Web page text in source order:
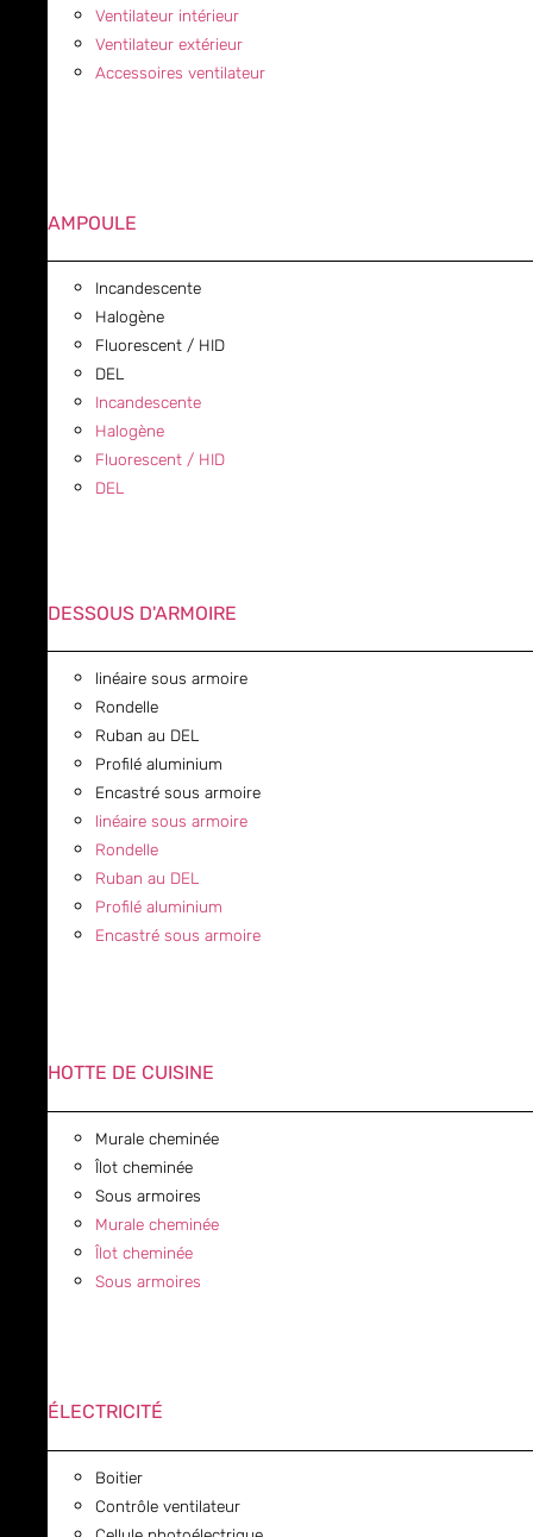
Ventilateur intérieur
Ventilateur extérieur
Accessoires ventilateur
AMPOULE
Incandescente
Halogène
Fluorescent / HID
DEL
Incandescente
Halogène
Fluorescent / HID
DEL
DESSOUS D'ARMOIRE
linéaire sous armoire
Rondelle
Ruban au DEL
Profilé aluminium
Encastré sous armoire
linéaire sous armoire
Rondelle
Ruban au DEL
Profilé aluminium
Encastré sous armoire
HOTTE DE CUISINE
Murale cheminée
Îlot cheminée
Sous armoires
Murale cheminée
Îlot cheminée
Sous armoires
ÉLECTRICITÉ
Boitier
Contrôle ventilateur